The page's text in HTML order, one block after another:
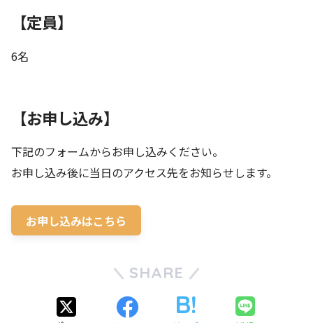
【定員】
6名
【お申し込み】
下記のフォームからお申し込みください。
お申し込み後に当日のアクセス先をお知らせします。
お申し込みはこちら
SHARE